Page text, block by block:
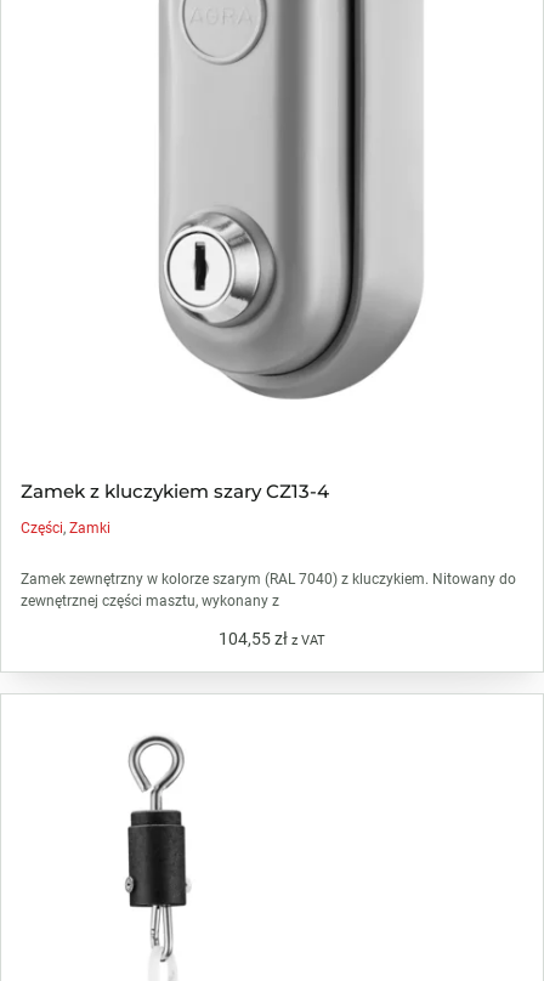
Zamek z kluczykiem szary CZ13-4
Części,Zamki
Zamek zewnętrzny w kolorze szarym (RAL 7040) z kluczykiem. Nitowany do
zewnętrznej części masztu, wykonany z
104,55zł z VAT